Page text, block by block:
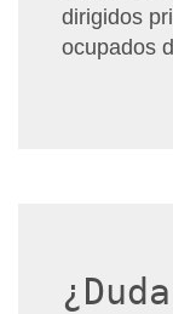
dirigidos
ocupados